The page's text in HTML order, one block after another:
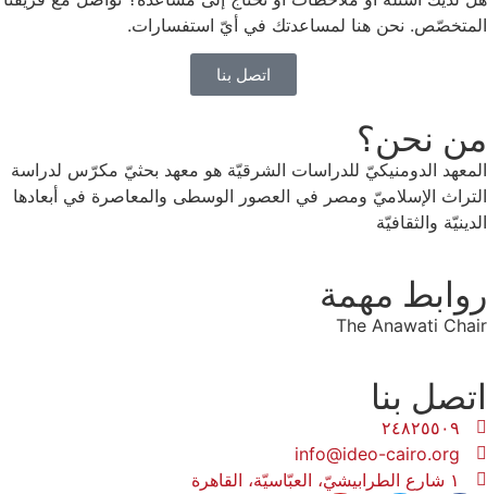
المتخصّص. نحن هنا لمساعدتك في أيّ استفسارات.
اتصل بنا
من نحن؟
المعهد الدومنيكيّ للدراسات الشرقيّة هو معهد بحثيّ مكرّس لدراسة
التراث الإسلاميّ ومصر في العصور الوسطى والمعاصرة في أبعادها
الدينيّة والثقافيّة
روابط مهمة
The Anawati Chair
اتصل بنا
٢٤٨٢٥٥٠٩
info@ideo-cairo.org
١ شارع الطرابيشيّ، العبّاسيّة، القاهرة